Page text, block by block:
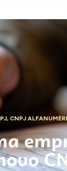
, CNPJ